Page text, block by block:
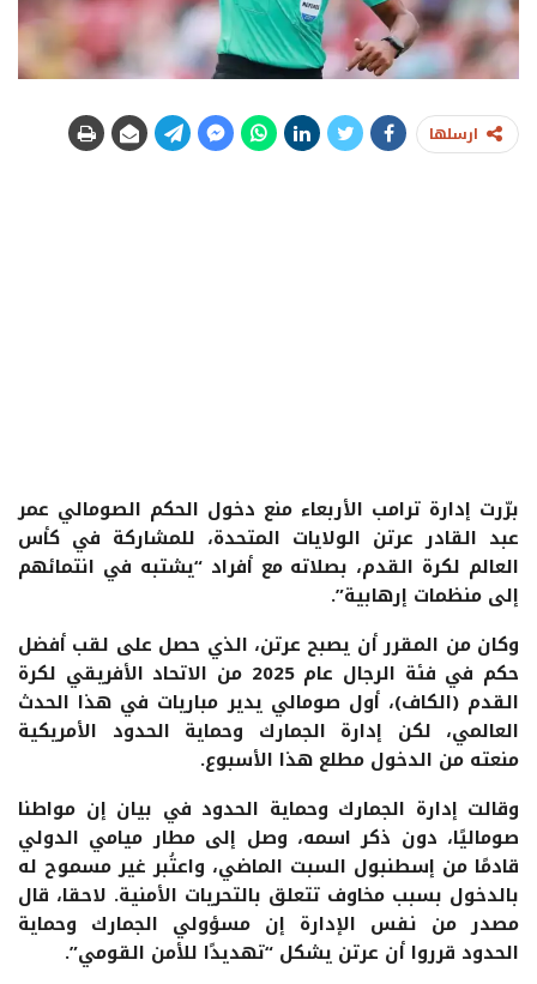
ارسلها
برّرت إدارة ترامب الأربعاء منع دخول الحكم الصومالي عمر
عبد القادر عرتن الولايات المتحدة، للمشاركة في كأس
العالم لكرة القدم، بصلاته مع أفراد “يشتبه في انتمائهم
إلى منظمات إرهابية”.
وكان من المقرر أن يصبح عرتن، الذي حصل على لقب أفضل
حكم في فئة الرجال عام 2025 من الاتحاد الأفريقي لكرة
القدم (الكاف)، أول صومالي يدير مباريات في هذا الحدث
العالمي، لكن إدارة الجمارك وحماية الحدود الأمريكية
منعته من الدخول مطلع ‌هذا الأسبوع.
وقالت إدارة الجمارك وحماية الحدود في بيان إن مواطنا
صوماليًا، دون ذكر اسمه، وصل إلى مطار ميامي الدولي
قادمًا من إسطنبول السبت الماضي، واعتُبر غير مسموح له
بالدخول بسبب مخاوف تتعلق بالتحريات الأمنية. لاحقا، قال
مصدر من نفس الإدارة إن مسؤولي الجمارك وحماية
الحدود قرروا أن عرتن يشكل “تهديدًا للأمن القومي”.